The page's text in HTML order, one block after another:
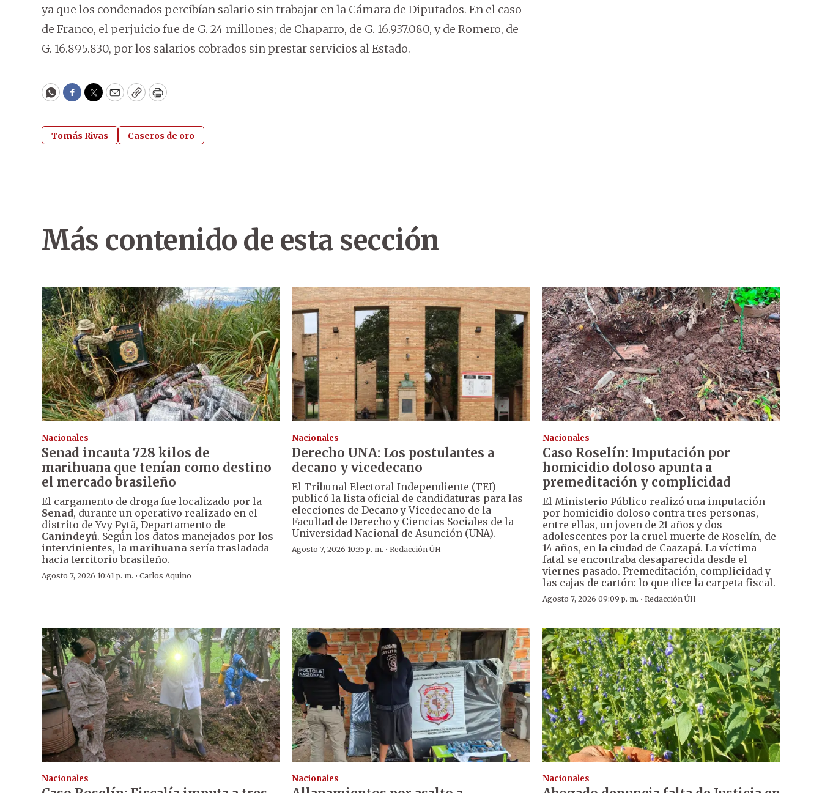
ya que los condenados percibían salario sin trabajar en la Cámara de Diputados. En el caso
de Franco, el perjuicio fue de G. 24 millones; de Chaparro, de G. 16.937.080, y de Romero, de
G. 16.895.830, por los salarios cobrados sin prestar servicios al Estado.
WhatsApp
Facebook
Twitter
EmailCopyPrint
Tomás Rivas Caseros de oro
Más contenido de esta sección
Nacionales
Senad incauta 728 kilos de
marihuana que tenían como destino
el mercado brasileño
El cargamento de droga fue localizado por la
Senad, durante un operativo realizado en el
distrito de Yvy Pytã, Departamento de
Canindeyú. Según los datos manejados por los
intervinientes, la marihuana sería trasladada
hacia territorio brasileño.
Agosto 7, 2026 10:41 p. m. · Carlos Aquino
Nacionales
Derecho UNA: Los postulantes a
decano y vicedecano
El Tribunal Electoral Independiente (TEI)
publicó la lista oficial de candidaturas para las
elecciones de Decano y Vicedecano de la
Facultad de Derecho y Ciencias Sociales de la
Universidad Nacional de Asunción (UNA).
Agosto 7, 2026 10:35 p. m. ·Redacción ÚH
Nacionales
Caso Roselín: Imputación por
homicidio doloso apunta a
premeditación y complicidad
El Ministerio Público realizó una imputación
por homicidio doloso contra tres personas,
entre ellas, un joven de 21 años y dos
adolescentes por la cruel muerte de Roselín, de
14 años, en la ciudad de Caazapá. La víctima
fatal se encontraba desaparecida desde el
viernes pasado. Premeditación, complicidad y
las cajas de cartón: lo que dice la carpeta fiscal.
Agosto 7, 2026 09:09 p. m. · Redacción ÚH
Nacionales Nacionales Nacionales